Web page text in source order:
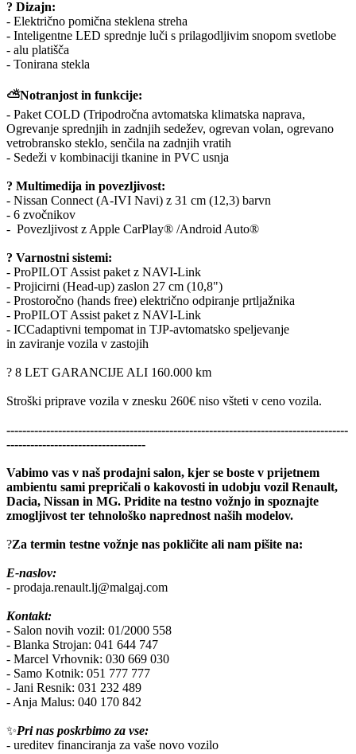
? Dizajn:
- Električno pomična steklena streha
- Inteligentne LED sprednje luči s prilagodljivim snopom svetlobe
- alu platišča
- Tonirana stekla
⛅Notranjost in funkcije:
- Paket COLD (Tripodročna avtomatska klimatska naprava,
Ogrevanje sprednjih in zadnjih sedežev, ogrevan volan, ogrevano
vetrobransko steklo, senčila na zadnjih vratih
- Sedeži v kombinaciji tkanine in PVC usnja
? Multimedija in povezljivost:
- Nissan Connect (A-IVI Navi) z 31 cm (12,3) barvn
- 6 zvočnikov
- Povezljivost z Apple CarPlay® /Android Auto®
? Varnostni sistemi:
- ProPILOT Assist paket z NAVI-Link
- Projicirni (Head-up) zaslon 27 cm (10,8")
- Prostoročno (hands free) električno odpiranje prtljažnika
- ProPILOT Assist paket z NAVI-Link
- ICCadaptivni tempomat in TJP-avtomatsko speljevanje
in zaviranje vozila v zastojih
?️ 8 LET GARANCIJE ALI 160.000 km
Stroški priprave vozila v znesku 260€ niso všteti v ceno vozila.
--------------------------------------------------------------------------------------
-----------------------------------
Vabimo vas v naš prodajni salon, kjer se boste v prijetnem
ambientu sami prepričali o kakovosti in udobju vozil Renault,
Dacia, Nissan in MG. Pridite na testno vožnjo in spoznajte
zmogljivost ter tehnološko naprednost naših modelov.
?Za termin testne vožnje nas pokličite ali nam pišite na:
E-naslov:
- prodaja.renault.lj@malgaj.com
Kontakt:
- Salon novih vozil: 01/2000 558
- Blanka Strojan: 041 644 747
- Marcel Vrhovnik: 030 669 030
- Samo Kotnik: 051 777 777
- Jani Resnik: 031 232 489
- Anja Malus: 040 170 842
✨Pri nas poskrbimo za vse:
- ureditev financiranja za vaše novo vozilo